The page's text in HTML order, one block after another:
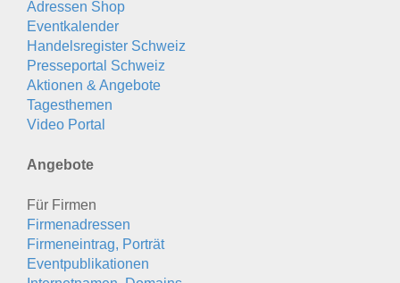
Adressen Shop
Eventkalender
Handelsregister Schweiz
Presseportal Schweiz
Aktionen & Angebote
Tagesthemen
Video Portal
Angebote
Für Firmen
Firmenadressen
Firmeneintrag, Porträt
Eventpublikationen